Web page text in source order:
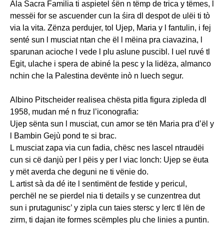
Ala Sacra Familia ti aspietel śën n tëmp de trica y tëmes, l
messëi for se ascuender cun la śira dl despot de ulëi ti tò
via la vita. Zënza perdujer, tol Ujep, Maria y l fantulin, i fej
senté sun l musciat ntan che ël l mëina pra ciavazina, l
sparunan acioche l vede l plu aslune puscibl. I uel ruvé tl
Egit, ulache i spera de abiné la pesc y la lidëza, almanco
nchin che la Palestina devënte inò n luech segur.
Albino Pitscheider realisea chësta pitla figura zipleda dl
1958, mudan mé n fruz l’iconografia:
Ujep sënta sun l musciat, cun amor se tën Maria pra d’ël y
l Bambin Gejù pond te si brac.
L musciat zapa via cun fadia, chësc nes lascel ntraudëi
cun si cë danjù per l pëis y per l viac lonch: Ujep se ëuta
y mët averda che deguni ne ti vënie do.
L artist sà da dé ite l sentimënt de festide y pericul,
perchël ne se pierdel nia ti details y se cunzentrea dut
sun i prutagunisc’ y zipla cun taies stersc y lerc tl lën de
zirm, ti dajan ite formes scëmples plu che linies a puntin.